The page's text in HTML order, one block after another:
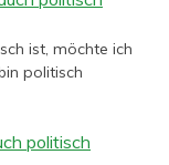
ist, möchte ich
politisch
politisch